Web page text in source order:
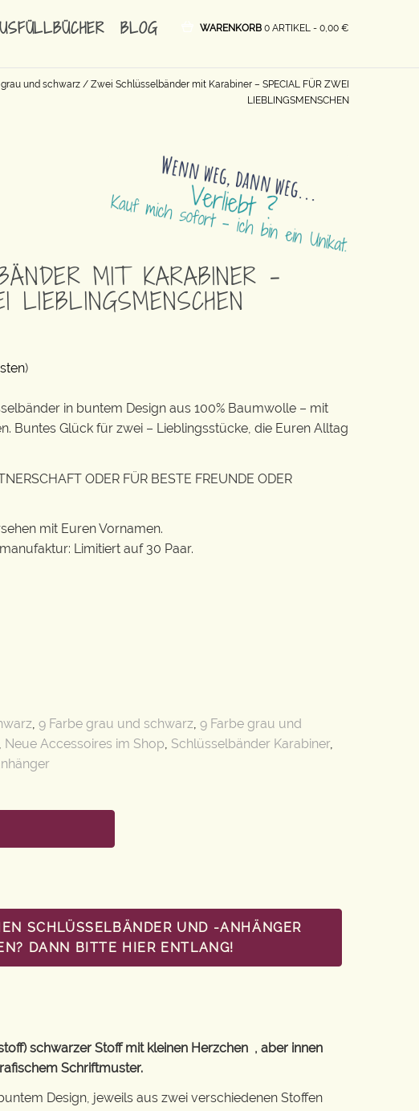
BLOG WARENKORB 0 ARTIKEL - 0,00 €
und schwarz / Zwei Schlüsselbänder mit Karabiner – SPECIAL FÜR ZWEI
LIEBLINGSMENSCHEN
MIT KARABINER –
LIEBLINGSMENSCHEN
)
in buntem Design aus 100% Baumwolle – mit
Buntes Glück für zwei – Lieblingsstücke, die Euren Alltag
ODER FÜR BESTE FREUNDE ODER
mit Euren Vornamen.
Limitiert auf 30 Paar.
, 9 Farbe grau und schwarz, 9 Farbe grau und
Neue Accessoires im Shop, Schlüsselbänder Karabiner,
SCHLÜSSELBÄNDER UND -ANHÄNGER
DANN BITTE HIER ENTLANG!
schwarzer Stoff mit kleinen Herzchen , aber innen
Schriftmuster.
Design, jeweils aus zwei verschiedenen Stoffen